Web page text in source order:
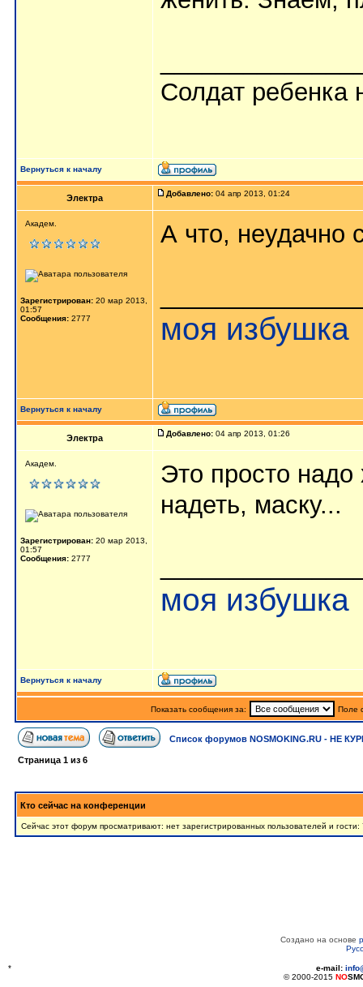
Солдат ребенка
Вернуться к началу
Электра Добавлено: 04 апр 2013, 01:24
Академ.
Зарегистрирован: 20 мар 2013,
01:57
Сообщения: 2777
А что, неудачно
моя избушка
Вернуться к началу
Электра Добавлено: 04 апр 2013, 01:26
Академ.
Зарегистрирован: 20 мар 2013,
01:57
Сообщения: 2777
Это просто надо
надеть, маску...
моя избушка
Вернуться к началу
Показать сообщения за: Поле
Список форумов NOSMOKING.RU - НЕ
Страница 1 из 6
Кто сейчас на конференции
Сейчас этот форум просматривают: нет зарегистрированных пользователей и гости:
Создано на основе
* e-mail:
© 2000-2015 NO